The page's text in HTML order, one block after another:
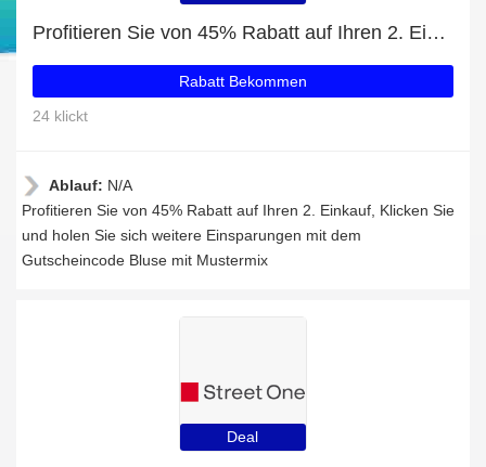
Profitieren Sie von 45% Rabatt auf Ihren 2. Einkauf
Rabatt Bekommen
24 klickt
Ablauf: N/A
Profitieren Sie von 45% Rabatt auf Ihren 2. Einkauf, Klicken Sie
und holen Sie sich weitere Einsparungen mit dem
Gutscheincode Bluse mit Mustermix
Deal